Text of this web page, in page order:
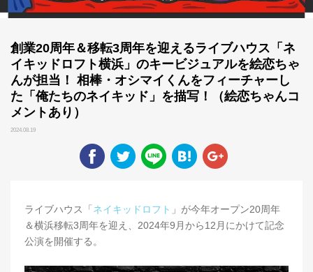
創業20周年＆移転3周年を迎えるライブハウス「ネ
イキッドロフト横浜」のキービジュアルを絵恋ちゃ
んが担当！ 相棒・オシマイくんをフィーチャーし
た「俺たちのネイキッド」を描写！（絵恋ちゃんコ
メントあり）
2024.08.19
ライブハウス「 ネイキッドロフト 」が今年オープン20周年
＆横浜移転3周年を迎え、2024年9月から12月にかけて記念
公演を開催する。